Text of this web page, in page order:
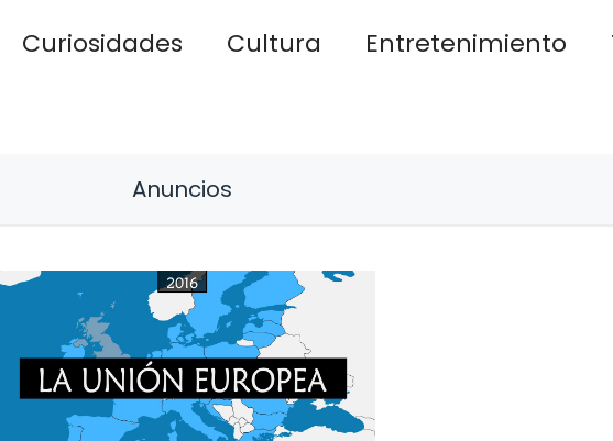
Curiosidades Cultura Entretenimiento
Anuncios